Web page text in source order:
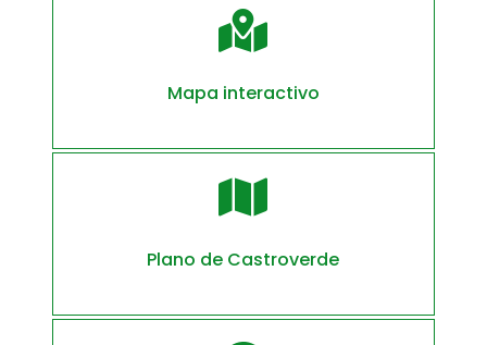

Mapa interactivo

Plano de Castroverde